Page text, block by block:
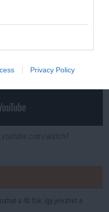
Privacy Policy
a 40 fok: így jelezhet a